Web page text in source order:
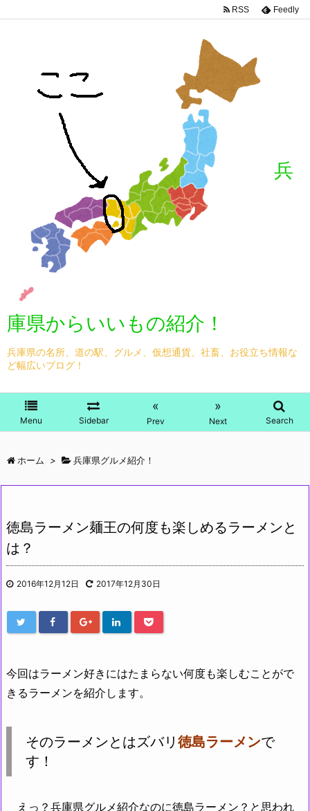
兵
庫県からいいもの紹介！
兵庫県の名所、道の駅、グルメ、仮想通貨、社畜、お役立ち情報な
ど幅広いブログ！
Menu Sidebar
«
Prev
»
Next Search
RSS Feedly
ホーム > 兵庫県グルメ紹介！
徳島ラーメン麺王の何度も楽しめるラーメンと
は？
2016年12月12日 2017年12月30日
今回はラーメン好きにはたまらない何度も楽しむことがで
きるラーメンを紹介します。
そのラーメンとはズバリ 徳島ラーメンで
す！
えっ？兵庫県グルメ紹介なのに徳島ラーメン？と思われ